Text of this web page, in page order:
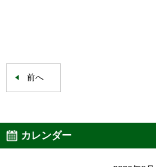
前へ
カレンダー